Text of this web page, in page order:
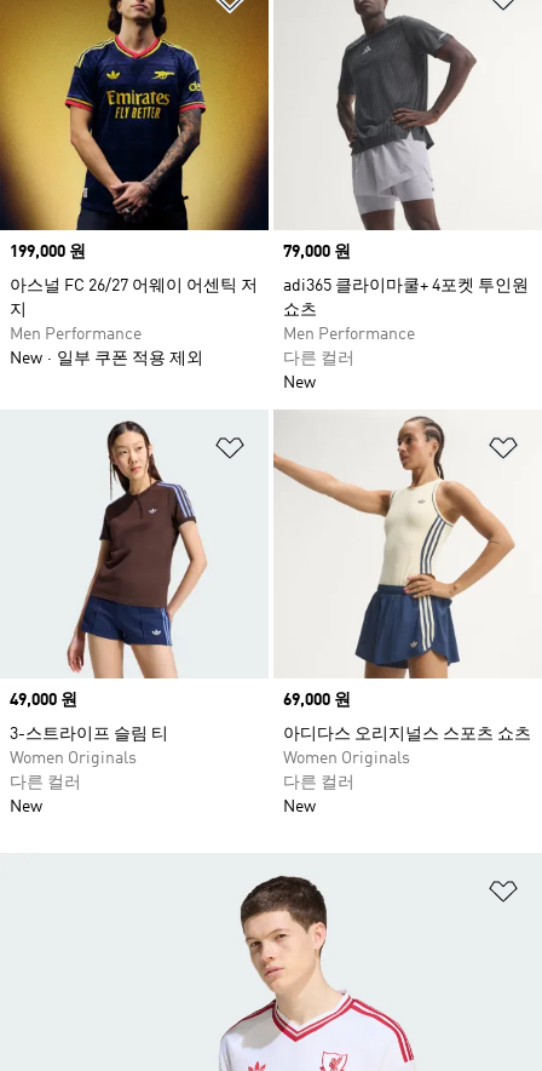
Price
199,000 원
아스널 FC 26/27 어웨이 어센틱 저
지
Men Performance
New
일부 쿠폰 적용 제외
Price
79,000 원
adi365 클라이마쿨+ 4포켓 투인원
쇼츠
Men Performance
다른 컬러
New
Price
49,000 원
3-스트라이프 슬림 티
Women Originals
다른 컬러
New
Price
69,000 원
아디다스 오리지널스 스포츠 쇼츠
Women Originals
다른 컬러
New